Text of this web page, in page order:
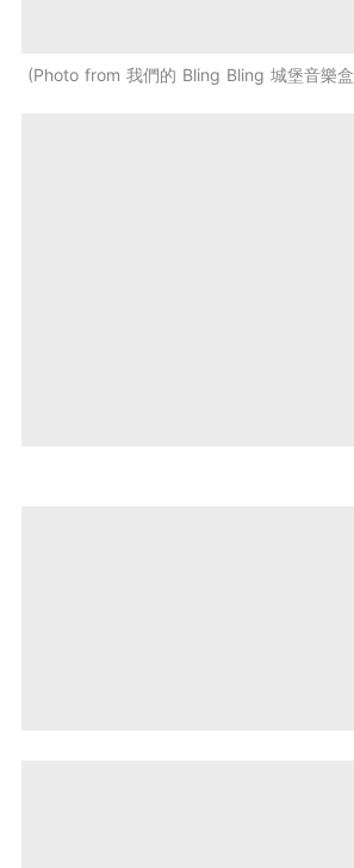
Photo from 我們的 Bling Bling 城堡音樂盒